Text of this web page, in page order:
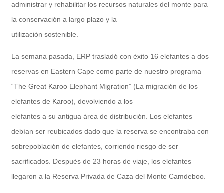
Implementación Employee Central Payroll
Learning and Development
Performance and Goals
Recruiting and Onboarding
administrar y rehabilitar los recursos naturales del monte para
la conservación a largo plazo y la
utilización sostenible.
La semana pasada, ERP trasladó con éxito 16 elefantes a dos
reservas en Eastern Cape como parte de nuestro programa
“The Great Karoo Elephant Migration” (La migración de los
elefantes de Karoo), devolviendo a los
elefantes a su antigua área de distribución. Los elefantes
debían ser reubicados dado que la reserva se encontraba con
sobrepoblación de elefantes, corriendo riesgo de ser
sacrificados. Después de 23 horas de viaje, los elefantes
llegaron a la Reserva Privada de Caza del Monte Camdeboo.